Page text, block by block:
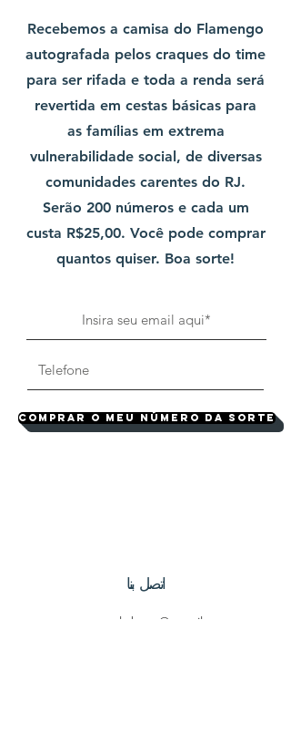
Recebemos a camisa do Flamengo
autografada pelos craques do time
para ser rifada e toda a renda será
revertida em cestas básicas para
as famílias em extrema
vulnerabilidade social, de diversas
comunidades carentes do RJ.
Serão 200 números e cada um
custa R$25,00. Você pode comprar
quantos quiser. Boa sorte!
Comprar o meu número da sorte
اتصل بنا
currentpelobem@gmail.com